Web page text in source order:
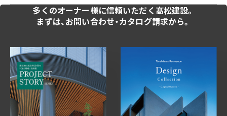
多くのオーナー様に信頼いただく髙松建設。
まずは、お問い合わせ・カタログ請求から。